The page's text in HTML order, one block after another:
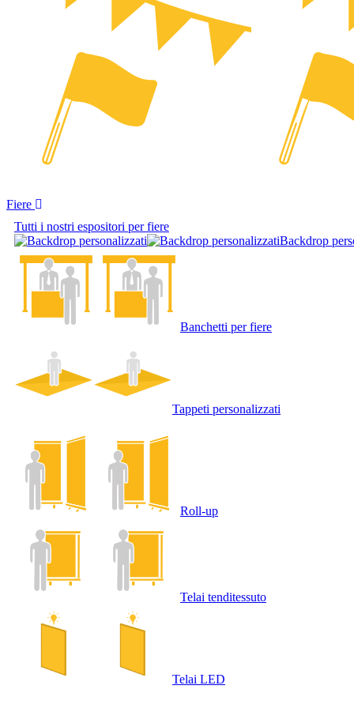
Fiere
Tutti i nostri espositori per fiere
Backdrop
Banchetti per fiere
Tappeti personalizzati
Roll-up
Telai tenditessuto
Telai LED